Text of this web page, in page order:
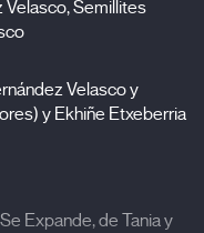
Velasco, Semillites
Velasco y
y Ekhiñe Etxeberria
Expande, de Tania y